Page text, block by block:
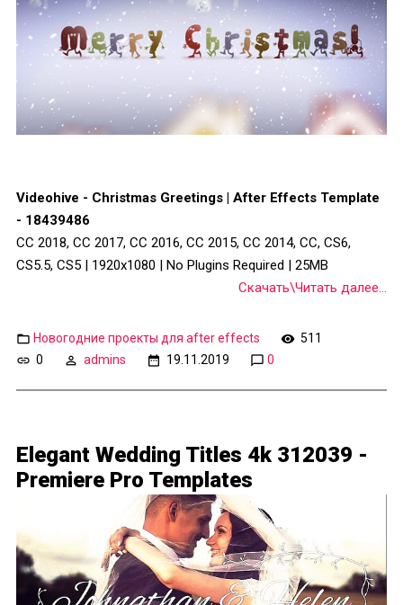
Videohive - Christmas Greetings | After Effects Template
- 18439486
CC 2018, CC 2017, CC 2016, CC 2015, CC 2014, CC, CS6,
CS5.5, CS5 | 1920x1080 | No Plugins Required | 25MB
Скачать\Читать далее...
Новогодние проекты для after effects
511
0
admins 19.11.2019 0
Elegant Wedding Titles 4k 312039 -
Premiere Pro Templates